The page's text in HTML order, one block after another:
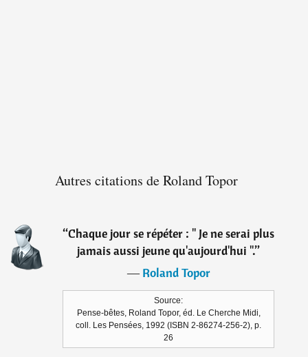
Autres citations de Roland Topor
“Chaque jour se répéter : " Je ne serai plus
jamais aussi jeune qu'aujourd'hui ".”
―Roland Topor
Source:
Pense-bêtes, Roland Topor, éd. Le Cherche Midi,
coll. Les Pensées, 1992 (ISBN 2-86274-256-2), p.
26